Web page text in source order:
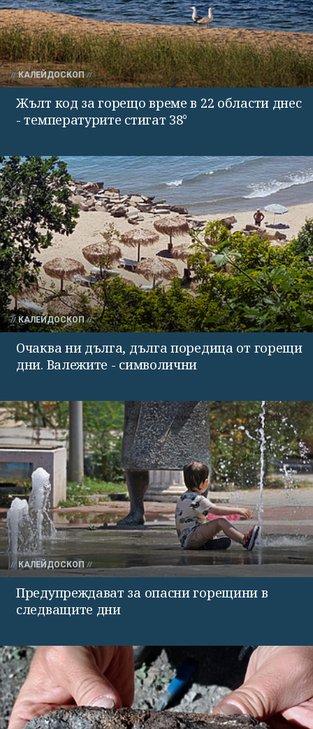
КАЛЕЙДОСКОП
Жълт код за горещо време в 22 области днес
- температурите стигат 38°
КАЛЕЙДОСКОП
Очаква ни дълга, дълга поредица от горещи
дни. Валежите - символични
КАЛЕЙДОСКОП
Предупреждават за опасни горещини в
следващите дни